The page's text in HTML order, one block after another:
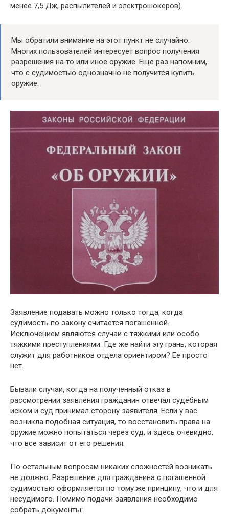
менее 7,5 Дж, распылителей и электрошокеров).
Мы обратили внимание на этот пункт не случайно.
Многих пользователей интересует вопрос получения
разрешения на то или иное оружие. Еще раз напомним,
что с судимостью однозначно не получится купить
оружие.
Заявление подавать можно только тогда, когда
судимость по закону считается погашенной.
Исключением являются случаи с тяжкими или особо
тяжкими преступлениями. Где же найти эту грань, которая
служит для работников отдела ориентиром? Ее просто
нет.
Бывали случаи, когда на полученный отказ в
рассмотрении заявления гражданин отвечал судебным
иском и суд принимал сторону заявителя. Если у вас
возникла подобная ситуация, то восстановить права на
оружие можно попытаться через суд, и здесь очевидно,
что все зависит от его решения.
По остальным вопросам никаких сложностей возникать
не должно. Разрешение для гражданина с погашенной
судимостью оформляется по тому же принципу, что и для
несудимого. Помимо подачи заявления необходимо
собрать документы: